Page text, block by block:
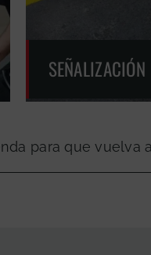
SEÑALIZACIÓN
para que vuelva